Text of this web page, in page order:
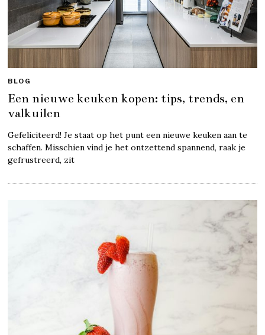
BLOG
Een nieuwe keuken kopen: tips, trends, en
valkuilen
Gefeliciteerd! Je staat op het punt een nieuwe keuken aan te
schaffen. Misschien vind je het ontzettend spannend, raak je
gefrustreerd, zit